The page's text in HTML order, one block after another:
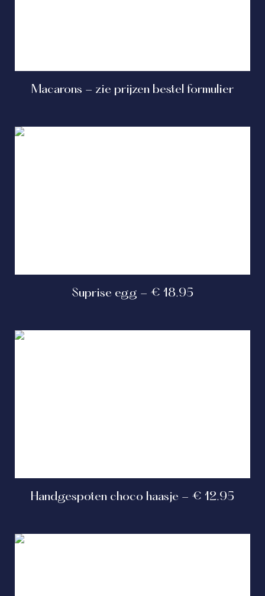
Macarons - zie prijzen bestel formulier
Suprise egg - € 18.95
Handgespoten choco haasje - € 12.95